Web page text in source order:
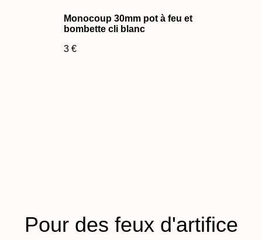
Monocoup 30mm pot à feu et
bombette cli blanc
3 €
Pour des feux d'artifice